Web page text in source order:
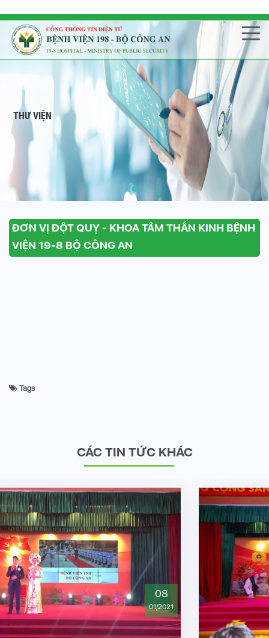
THƯ VIỆN
ĐƠN VỊ ĐỘT QUỴ - KHOA TÂM THẦN KINH BỆNH
VIỆN 19-8 BỘ CÔNG AN
Tags
CÁC TIN TỨC KHÁC
08
01/2021